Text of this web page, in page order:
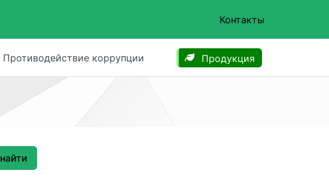
Контакты
Противодействие коррупции Продукция
найти